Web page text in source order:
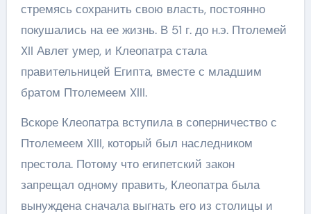
стремясь сохранить свою власть, постоянно
покушались на ее жизнь. В 51 г. до н.э. Птолемей
XII Авлет умер, и Клеопатра стала
правительницей Египта, вместе с младшим
братом Птолемеем XIII.
Вскоре Клеопатра вступила в соперничество с
Птолемеем XIII, который был наследником
престола. Потому что египетский закон
запрещал одному править, Клеопатра была
вынуждена сначала выгнать его из столицы и